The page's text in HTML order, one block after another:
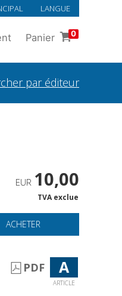
LANGUE
Panier 0
par éditeur
EUR 10,00
TVA exclue
ACHETER
PDF A
ARTICLE